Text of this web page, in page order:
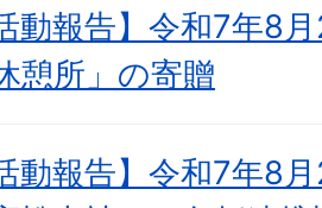
動報告】令和7年8
憩所」の寄贈
動報告】令和7年8